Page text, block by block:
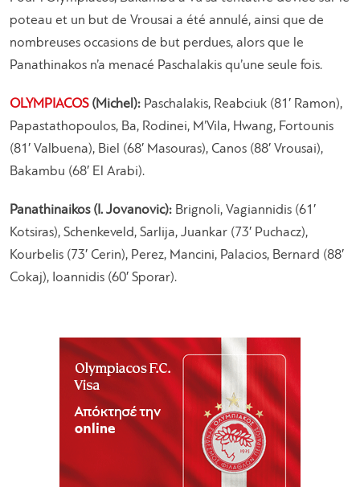
poteau et un but de Vrousai a été annulé, ainsi que de
nombreuses occasions de but perdues, alors que le
Panathinakos n’a menacé Paschalakis qu’une seule fois.
OLYMPIACOS(Michel): Paschalakis, Reabciuk (81′ Ramon),
Papastathopoulos, Ba, Rodinei, M’Vila, Hwang, Fortounis
(81′ Valbuena), Biel (68′ Masouras), Canos (88′ Vrousai),
Bakambu (68′ El Arabi).
Panathinaikos (I. Jovanovic): Brignoli, Vagiannidis (61′
Kotsiras), Schenkeveld, Sarlija, Juankar (73′ Puchacz),
Kourbelis (73′ Cerin), Perez, Mancini, Palacios, Bernard (88′
Cokaj), Ioannidis (60′ Sporar).